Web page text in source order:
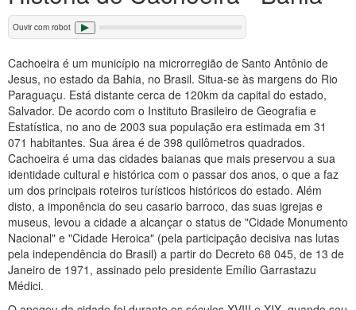
Ouvir com robot
Cachoeira é um município na microrregião de Santo Antônio de
Jesus, no estado da Bahia, no Brasil. Situa-se às margens do Rio
Paraguaçu. Está distante cerca de 120km da capital do estado,
Salvador. De acordo com o Instituto Brasileiro de Geografia e
Estatística, no ano de 2003 sua população era estimada em 31
071 habitantes. Sua área é de 398 quilômetros quadrados.
Cachoeira é uma das cidades baianas que mais preservou a sua
identidade cultural e histórica com o passar dos anos, o que a faz
um dos principais roteiros turísticos históricos do estado. Além
disto, a imponência do seu casario barroco, das suas igrejas e
museus, levou a cidade a alcançar o status de "Cidade Monumento
Nacional" e "Cidade Heroica" (pela participação decisiva nas lutas
pela independência do Brasil) a partir do Decreto 68 045, de 13 de
Janeiro de 1971, assinado pelo presidente Emílio Garrastazu
Médici.